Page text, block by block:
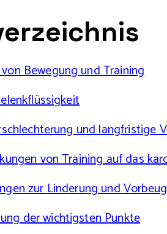
Bewegung und Training
und langfristige
von Training auf das
zur Linderung und
der wichtigsten Punkte